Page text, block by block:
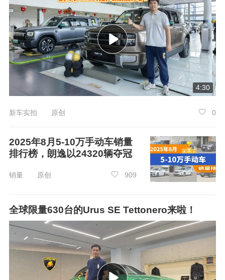
4:30
新车实拍 原创 0
2025年8月5-10万手动车销量
排行榜，朗逸以24320辆夺冠
销量 原创 909
全球限量630台的Urus SE Tettonero来啦！